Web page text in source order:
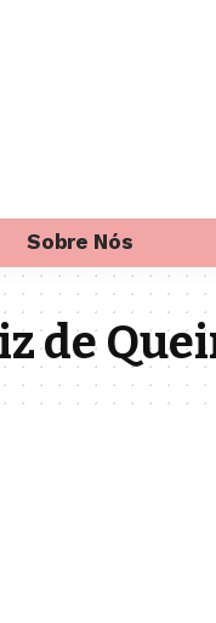
Sobre Nós
de